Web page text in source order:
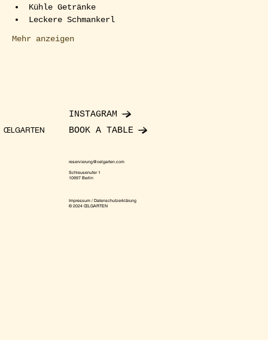
Kühle Getränke
Leckere Schmankerl
Mehr anzeigen
ŒLGARTEN
INSTAGRAM
BOOK A TABLE
reservierung@oelgarten.com
Schleusenufer 1
10997 Berlin
Impressum / Datenschutzerklärung
© 2024 ŒLGARTEN